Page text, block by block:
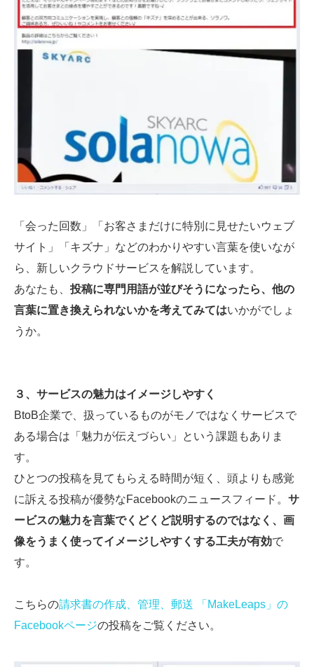
「会った回数」「お客さまだけに特別に見せたいウェブ
サイト」「キズナ」などのわかりやすい言葉を使いなが
ら、新しいクラウドサービスを解説しています。
あなたも、 投稿に専門用語が並びそうになったら、他の
言葉に置き換えられないかを考えてみてはいかがでしょ
うか。
３、サービスの魅力はイメージしやすく
BtoB企業で、扱っているものがモノではなくサービスで
ある場合は「魅力が伝えづらい」という課題もありま
す。
ひとつの投稿を見てもらえる時間が短く、頭よりも感覚
に訴える投稿が優勢なFacebookのニュースフィード。 サ
ービスの魅力を言葉でくどくど説明するのではなく、画
像をうまく使ってイメージしやすくする工夫が有効で
す。
こちらの請求書の作成、管理、郵送 「MakeLeaps」の
Facebookページの投稿をご覧ください。